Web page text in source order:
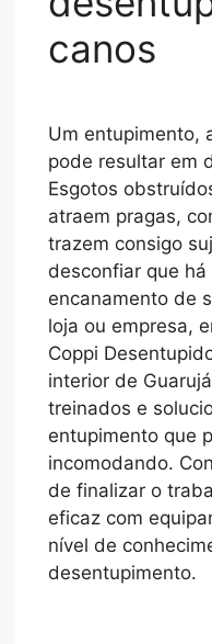
canos
Um entupimento,
pode resultar em
Esgotos
atraem pragas,
trazem consigo
desconfiar que
encanamento de
loja ou empresa,
Coppi
interior de
treinados e
entupimento que
incomodando.
de finalizar o
eficaz com
nível de
desentupimento.